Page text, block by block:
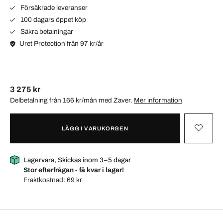
Försäkrade leveranser
100 dagars öppet köp
Säkra betalningar
Uret Protection från 97 kr/år
3 275 kr
Delbetalning från 166 kr/mån med Zaver. Mer information
LÄGG I VARUKORGEN
Lagervara, Skickas inom 3–5 dagar
Stor efterfrågan - få kvar i lager!
Fraktkostnad:69 kr